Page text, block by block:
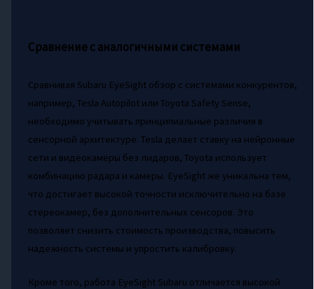
Сравнение с аналогичными системами
Сравнивая Subaru EyeSight обзор с системами конкурентов,
например, Tesla Autopilot или Toyota Safety Sense,
необходимо учитывать принципиальные различия в
сенсорной архитектуре. Tesla делает ставку на нейронные
сети и видеокамеры без лидаров, Toyota использует
комбинацию радара и камеры. EyeSight же уникальна тем,
что достигает высокой точности исключительно на базе
стереокамер, без дополнительных сенсоров. Это
позволяет снизить стоимость производства, повысить
надежность системы и упростить калибровку.
Кроме того, работа EyeSight Subaru отличается высокой